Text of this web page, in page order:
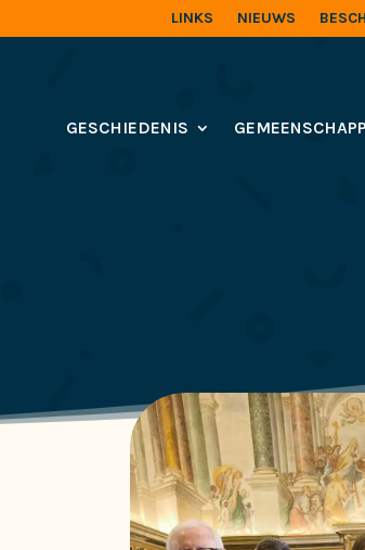
LINKS NIEUWS
GESCHIEDENIS